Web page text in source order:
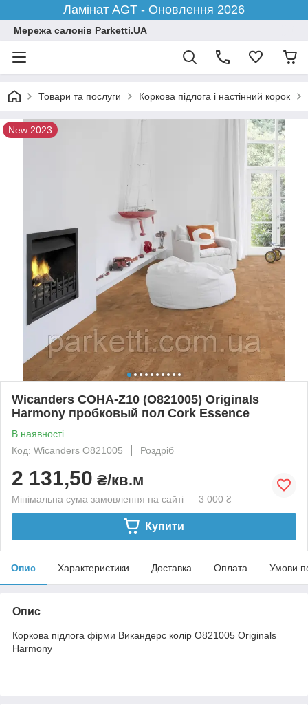
Ламінат AGT - Оновлення 2026
Мережа салонів Parketti.UA
Товари та послуги Коркова підлога і настінний корок
New 2023
Wicanders COHA-Z10 (O821005) Originals
Harmony пробковый пол Cork Essence
В наявності
Код: Wicanders O821005
Роздріб
2 131,50 ₴/кв.м
Мінімальна сума замовлення на сайті — 3 000 ₴
Купити
Опис Характеристики Доставка Оплата Умови
Опис
Коркова підлога фірми Викандерс колір O821005 Originals
Harmony